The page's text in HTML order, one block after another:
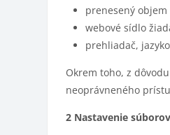
prenesený objem
webové sídlo
prehliadač,
Okrem toho, z
neoprávneného
2 Nastavenie